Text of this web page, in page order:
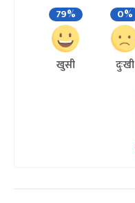
79%
खुसी
0%
दुःखी